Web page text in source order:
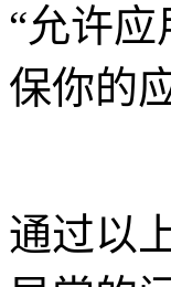
“允许应
保你的
通过以